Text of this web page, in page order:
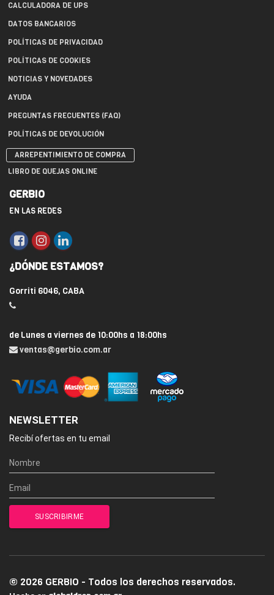
CALCULADORA DE UPS
DATOS BANCARIOS
POLÍTICAS DE PRIVACIDAD
POLÍTICAS DE COOKIES
NOTICIAS Y NOVEDADES
AYUDA
PREGUNTAS FRECUENTES (FAQ)
POLÍTICAS DE DEVOLUCIÓN
ARREPENTIMIENTO DE COMPRA
LIBRO DE QUEJAS ONLINE
GERBIO
EN LAS REDES
¿DÓNDE ESTAMOS?
Gorriti 6046, CABA
de Lunes a viernes de 10:00hs a 18:00hs
ventas@gerbio.com.ar
NEWSLETTER
Recibí ofertas en tu email
© 2026 GERBIO - Todos los derechos reservados.